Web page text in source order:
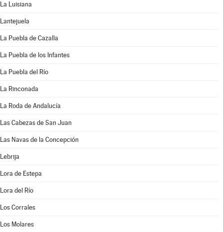
La Luisiana
Lantejuela
La Puebla de Cazalla
La Puebla de los Infantes
La Puebla del Río
La Rinconada
La Roda de Andalucía
Las Cabezas de San Juan
Las Navas de la Concepción
Lebrija
Lora de Estepa
Lora del Río
Los Corrales
Los Molares